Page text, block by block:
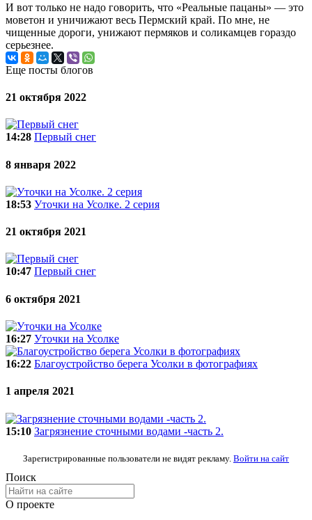
И вот только не надо говорить, что «Реальные пацаны» — это
моветон и уничижают весь Пермский край. По мне, не
чищенные дороги, унижают пермяков и соликамцев гораздо
серьезнее.
Еще посты блогов
21 октября 2022
14:28 Первый снег
8 января 2022
18:53 Уточки на Усолке. 2 серия
21 октября 2021
10:47 Первый снег
6 октября 2021
16:27 Уточки на Усолке
16:22 Благоустройство берега Усолки в фотографиях
1 апреля 2021
15:10 Загрязнение сточными водами -часть 2.
Зарегистрированные пользователи не видят рекламу. Войти на сайт
Поиск
О проекте